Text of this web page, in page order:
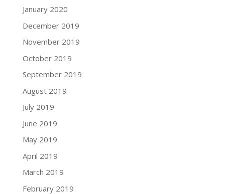
January 2020
December 2019
November 2019
October 2019
September 2019
August 2019
July 2019
June 2019
May 2019
April 2019
March 2019
February 2019